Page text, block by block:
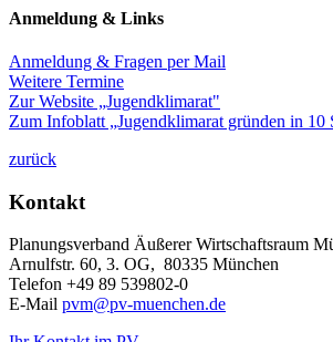
Anmeldung & Links
Anmeldung & Fragen per Mail
Weitere Termine
Zur Website „Jugendklimarat"
Zum Infoblatt „Jugendklimarat gründen in
zurück
Kontakt
Planungsverband Äußerer Wirtschaftsraum
Arnulfstr. 60, 3. OG, 80335 München
Telefon +49 89 539802-0
E-Mail pvm@pv-muenchen.de